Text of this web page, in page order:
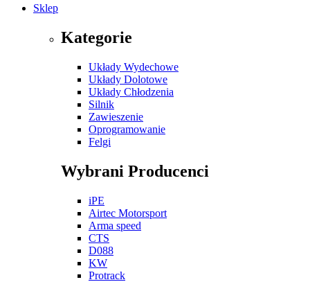
Sklep
Kategorie
Układy Wydechowe
Układy Dolotowe
Układy Chłodzenia
Silnik
Zawieszenie
Oprogramowanie
Felgi
Wybrani Producenci
iPE
Airtec Motorsport
Arma speed
CTS
D088
KW
Protrack